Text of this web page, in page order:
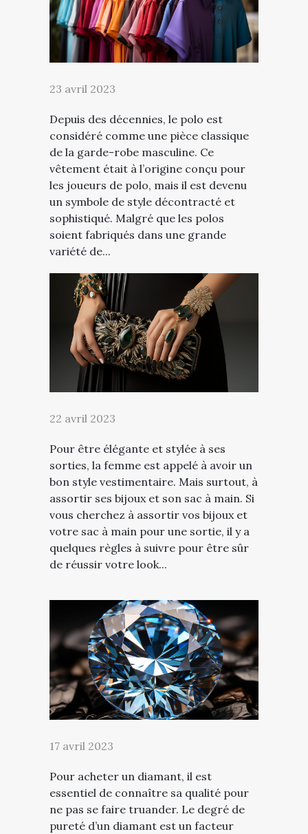
23 avril 2023
Depuis des décennies, le polo est
considéré comme une pièce classique
de la garde-robe masculine. Ce
vêtement était à l’origine conçu pour
les joueurs de polo, mais il est devenu
un symbole de style décontracté et
sophistiqué. Malgré que les polos
soient fabriqués dans une grande
variété de...
22 avril 2023
Pour être élégante et stylée à ses
sorties, la femme est appelé à avoir un
bon style vestimentaire. Mais surtout, à
assortir ses bijoux et son sac à main. Si
vous cherchez à assortir vos bijoux et
votre sac à main pour une sortie, il y a
quelques règles à suivre pour être sûr
de réussir votre look...
17 avril 2023
Pour acheter un diamant, il est
essentiel de connaître sa qualité pour
ne pas se faire truander. Le degré de
pureté d’un diamant est un facteur